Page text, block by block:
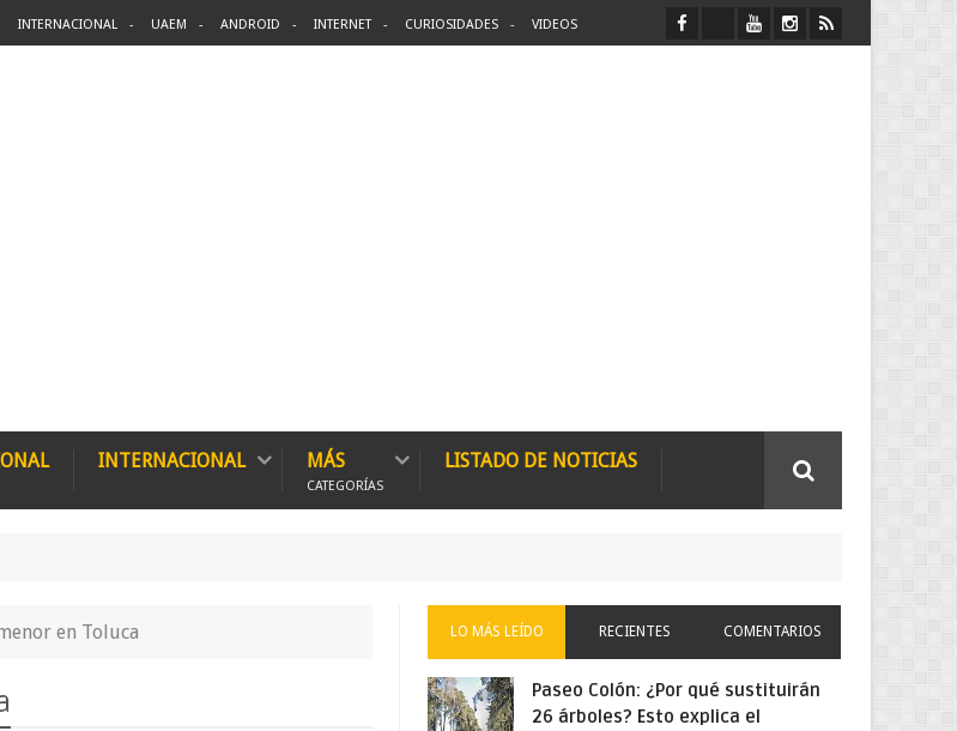
INTERNACIONAL UAEM ANDROID INTERNET CURIOSIDADES VIDEOS
INTERNACIONAL MÁS
CATEGORÍAS
LISTADO DE NOTICIAS
en Toluca LO MÁS LEÍDO RECIENTES COMENTARIOS
Paseo Colón: ¿Por qué sustituirán
26 árboles? Esto explica el